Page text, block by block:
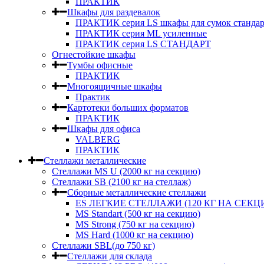
Шкафы для раздевалок
ПРАКТИК серия LS шкафы для сумок
ПРАКТИК серия ML усиленные
ПРАКТИК серия LS СТАНДАРТ
Огнестойкие шкафы
Тумбы офисные
ПРАКТИК
Многоящичные шкафы
Практик
Картотеки больших форматов
ПРАКТИК
Шкафы для офиса
VALBERG
ПРАКТИК
Стеллажи металлические
Стеллажи MS U (2000 кг на секцию)
Стеллажи SB (2100 кг на стеллаж)
Сборные металлические стеллажи
ES ЛЕГКИЕ СТЕЛЛАЖИ (120 КГ НА
MS Standart (500 кг на секцию)
MS Strong (750 кг на секцию)
MS Hard (1000 кг на секцию)
Стеллажи SBL(до 750 кг)
Стеллажи для склада